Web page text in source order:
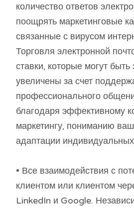
количество ответов
поощрять маркетинговые
связанные с вирусом
Торговля электронной
ставки, которые могут
увеличены за счет
профессионального
благодаря эффективному
маркетингу, пониманию
адаптации
• Все взаимодействия с
клиентом или клиентом
LinkedIn и Google.